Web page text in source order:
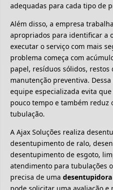
adequadas para cada tipo de
Além disso, a empresa
apropriados para identificar a
executar o serviço com mais
problema começa com
papel, resíduos sólidos,
manutenção preventiva.
equipe especializada evita
pouco tempo e também reduz
tubulação.
A Ajax Soluções realiza
desentupimento de ralo,
desentupimento de esgoto,
atendimento para tubulações
precisa de uma desentupidora